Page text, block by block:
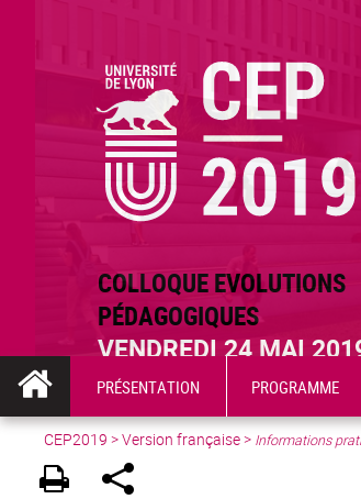
COLLOQUE EVOLUTIONS
PÉDAGOGIQUES
VENDREDI 24 MAI
PRÉSENTATION PROGRAMME
CEP2019 >Version française> Informations